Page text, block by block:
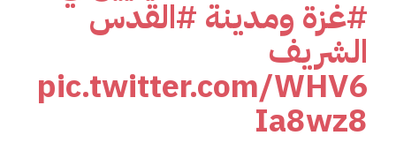
#غزة ومدينة #القدس
الشريف
pic.twitter.com/WHV6
Ia8wz8